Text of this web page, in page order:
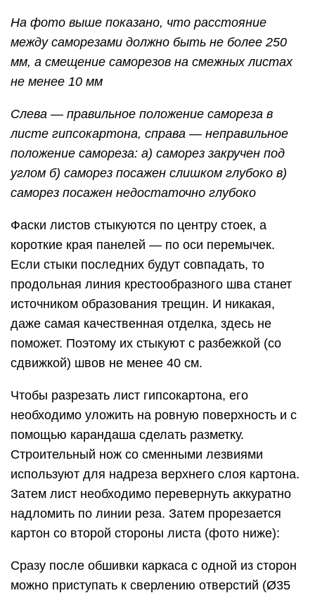
На фото выше показано, что расстояние
между саморезами должно быть не более 250
мм, а смещение саморезов на смежных листах
не менее 10 мм
Слева — правильное положение самореза в
листе гипсокартона, справа — неправильное
положение самореза: а) саморез закручен под
углом б) саморез посажен слишком глубоко в)
саморез посажен недостаточно глубоко
Фаски листов стыкуются по центру стоек, а
короткие края панелей — по оси перемычек.
Если стыки последних будут совпадать, то
продольная линия крестообразного шва станет
источником образования трещин. И никакая,
даже самая качественная отделка, здесь не
поможет. Поэтому их стыкуют с разбежкой (со
сдвижкой) швов не менее 40 см.
Чтобы разрезать лист гипсокартона, его
необходимо уложить на ровную поверхность и с
помощью карандаша сделать разметку.
Строительный нож со сменными лезвиями
используют для надреза верхнего слоя картона.
Затем лист необходимо перевернуть аккуратно
надломить по линии реза. Затем прорезается
картон со второй стороны листа (фото ниже):
Сразу после обшивки каркаса с одной из сторон
можно приступать к сверлению отверстий (Ø35